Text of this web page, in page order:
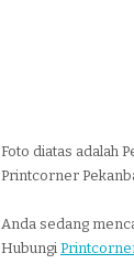
Foto diatas adalah
Printcorner
Anda sedang
Hubungi